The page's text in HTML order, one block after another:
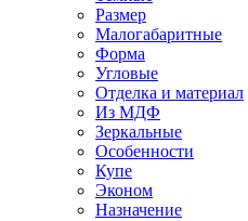
Размер
Малогабаритные
Форма
Угловые
Отделка и материал
Из МДФ
Зеркальные
Особенности
Купе
Эконом
Назначение